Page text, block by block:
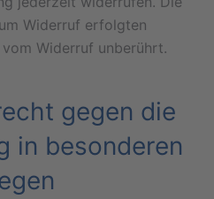
Widerruf erfolgten
Widerruf unberührt.
gegen die
in besonderen